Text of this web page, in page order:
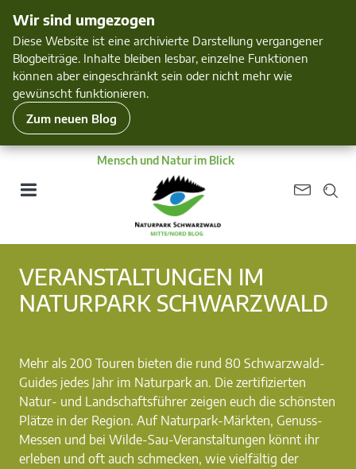
Wir sind umgezogen
Diese Website ist eine archivierte Darstellung vergangener
Blogbeiträge. Inhalte bleiben lesbar, einzelne Funktionen
können aber eingeschränkt sein oder nicht mehr wie
gewünscht funktionieren.
Zum neuen Blog
Mensch und Natur im Blick
VERANSTALTUNGEN IM
NATURPARK SCHWARZWALD
Mehr als 200 Touren bieten die rund 80 Schwarzwald-
Guides jedes Jahr im Naturpark an. Die zertifizierten
Natur- und Landschaftsführer zeigen euch die schönsten
Plätze in der Region. Auf Naturpark-Märkten, Genuss-
Messen und bei Wilde-Sau-Veranstaltungen könnt ihr
erleben und oft auch schmecken, wie vielfältig der